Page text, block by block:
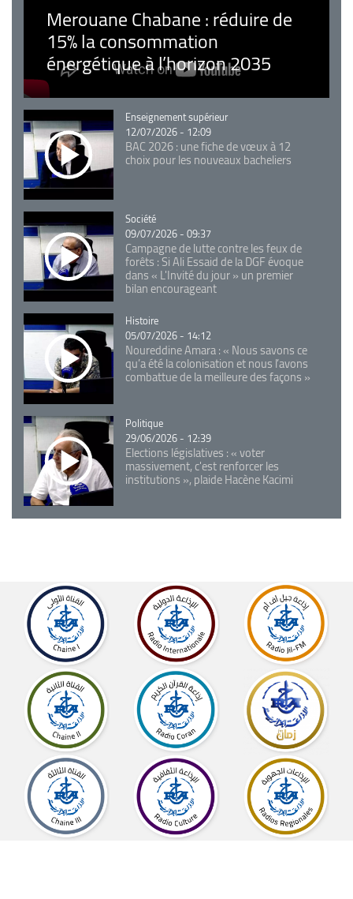
Merouane Chabane : réduire de
15% la consommation
énergétique à l’horizon 2035
Catégorie
Enseignement supérieur
12/07/2026 - 12:09
BAC 2026 : une fiche de vœux à 12
choix pour les nouveaux bacheliers
Catégorie
Société
09/07/2026 - 09:37
Campagne de lutte contre les feux de
forêts : Si Ali Essaid de la DGF évoque
dans « L'Invité du jour » un premier
bilan encourageant
Catégorie
Histoire
05/07/2026 - 14:12
Noureddine Amara : « Nous savons ce
qu’a été la colonisation et nous l’avons
combattue de la meilleure des façons »
Catégorie
Politique
29/06/2026 - 12:39
Elections législatives : « voter
massivement, c'est renforcer les
institutions », plaide Hacène Kacimi